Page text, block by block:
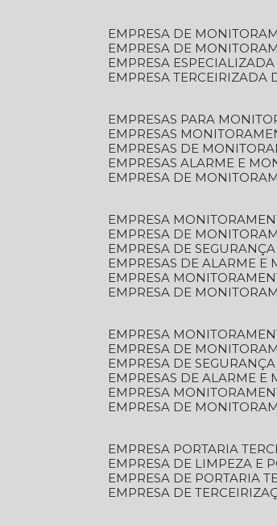
EMPRESA DE
EMPRESA DE
EMPRESA
EMPRESA
EMPRESAS PARA
EMPRESAS
EMPRESAS DE
EMPRESAS ALARME E
EMPRESA DE
EMPRESA
EMPRESA DE
EMPRESA DE
EMPRESAS DE ALARME
EMPRESA
EMPRESA DE
EMPRESA
EMPRESA DE
EMPRESA DE
EMPRESAS DE ALARME
EMPRESA
EMPRESA DE
EMPRESA PORTARIA
EMPRESA DE LIMPEZA E
EMPRESA DE PORTARIA
EMPRESA DE